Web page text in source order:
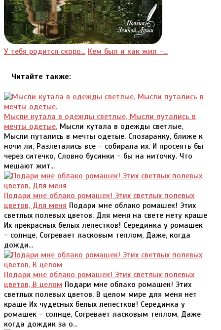
У тебя родится скоро... Кем был и как жил -...
Читайте также:
Мысли кутала в одежды светлые, Мысли путались в
мечты одетые. Мысли кутала в одежды светлые,
Мысли путались в мечты одетые. Спозаранку, ближе к
ночи ли, Разлетались все - собирала их. И просеять бы
через ситечко, Словно бусинки - бы на ниточку. Что
мешают жит...
Подари мне облако ромашек! Этих светлых полевых
цветов, Для меня Подари мне облако ромашек! Этих
светлых полевых цветов, Для меня на свете нету краше
Их прекрасных белых лепестков! Серединка у ромашек
- солнце, Согревает ласковым теплом, Даже, когда
дожди...
Подари мне облако ромашек! Этих светлых полевых
цветов, В целом Подари мне облако ромашек! Этих
светлых полевых цветов, В целом мире для меня нет
краше Их чудесных белых лепестков! Серединка у
ромашек - солнце, Согревает ласковым теплом, Даже
когда дождик за о...